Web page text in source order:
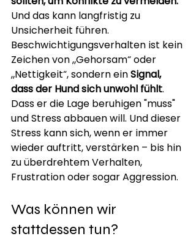
Und das kann langfristig zu
Unsicherheit führen.
Beschwichtigungsverhalten ist kein
Zeichen von „Gehorsam“ oder
„Nettigkeit“, sondern ein Signal,
dass der Hund sich unwohl fühlt.
Dass er die Lage beruhigen "muss"
und Stress abbauen will. Und dieser
Stress kann sich, wenn er immer
wieder auftritt, verstärken – bis hin
zu überdrehtem Verhalten,
Frustration oder sogar Aggression.
Was können wir
stattdessen tun?